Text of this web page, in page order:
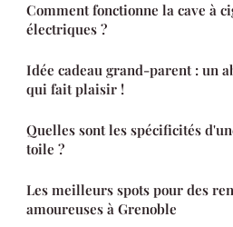
Comment fonctionne la cave à
électriques ?
Idée cadeau grand-parent : un
qui fait plaisir !
Quelles sont les spécificités
toile ?
Les meilleurs spots pour des
amoureuses à Grenoble